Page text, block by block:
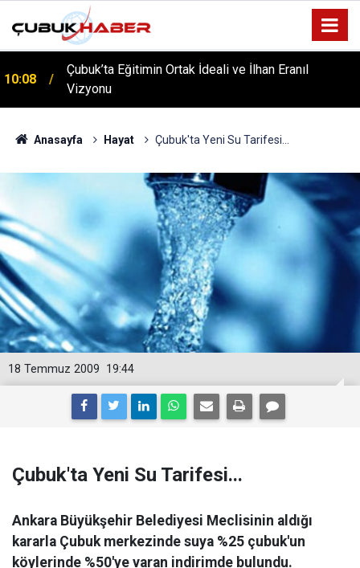
12:06
ÇUBUK’TA ‘YAZA MERHABA’ COŞKUSU: Kursiyerler
Gönüllerince Eğlendi!
Anasayfa Hayat Çubuk'ta Yeni Su Tarifesi...
19:44
18 Temmuz 2009
Çubuk'ta Yeni Su Tarifesi...
Ankara Büyükşehir Belediyesi Meclisinin aldığı
kararla Çubuk merkezinde suya %25 çubuk'un
köylerinde %50'ye varan indirimde bulundu.